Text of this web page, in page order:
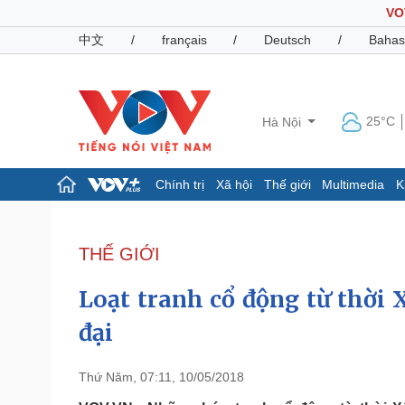
中文
/ français / Deutsch /
Hà Nội 25°C
Chính trị Xã hội Thế giới Multimedia
Đảng
Tổ chức nhân sự
Nhận diện sự thật
Dấu ấn VOV
Pháp luật
THẾ GIỚI
Loạt tranh cổ động từ thời
đại
Thứ Năm, 07:11, 10/05/2018